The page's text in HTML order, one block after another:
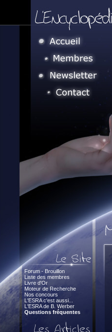
Forum - Brouillon
Liste des membres
Livre d'Or
Moteur de Recherche
Nos concours
L'ESRA c'est aussi...
L'ESRA de B. Werber
Questions fréquentes